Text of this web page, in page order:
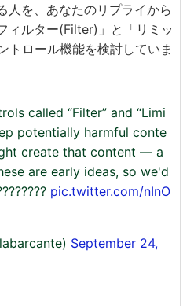
人を、あなたのリプライから
ィルター(Filter)」と「リミッ
トロール機能を検討していま
called “Filter” and “Limi
potentially harmful conte
create that content — a
are early ideas, so we'd
pic.twitter.com/nInO
September 24,